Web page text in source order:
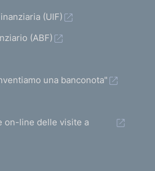
(UIF)
(ABF)
una banconota"
on-line delle visite a